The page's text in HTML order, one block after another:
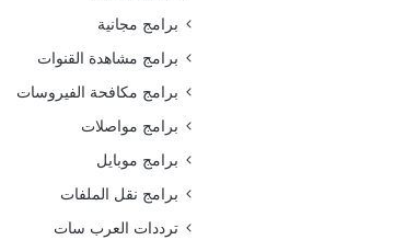
برامج مجانية
برامج مشاهدة القنوات
برامج مكافحة الفيروسات
برامج مواصلات
برامج موبايل
برامج نقل الملفات
ترددات العرب سات